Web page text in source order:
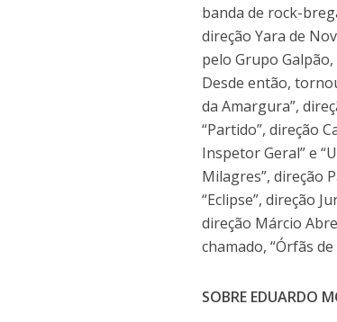
banda de rock-
direção Yara de
pelo Grupo
Desde então,
da Amargura”,
“Partido”, direção
Inspetor Geral” e
Milagres”, direção
“Eclipse”, direção
direção Márcio
chamado, “Órfãs
SOBRE EDUARDO